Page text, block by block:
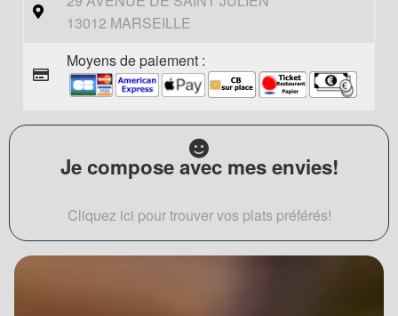
13012 MARSEILLE
Moyens de paiement :
Je compose avec mes envies!
Cliquez ici pour trouver vos plats préférés!